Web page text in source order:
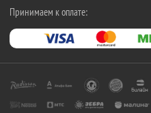
Принимаем к оплате: